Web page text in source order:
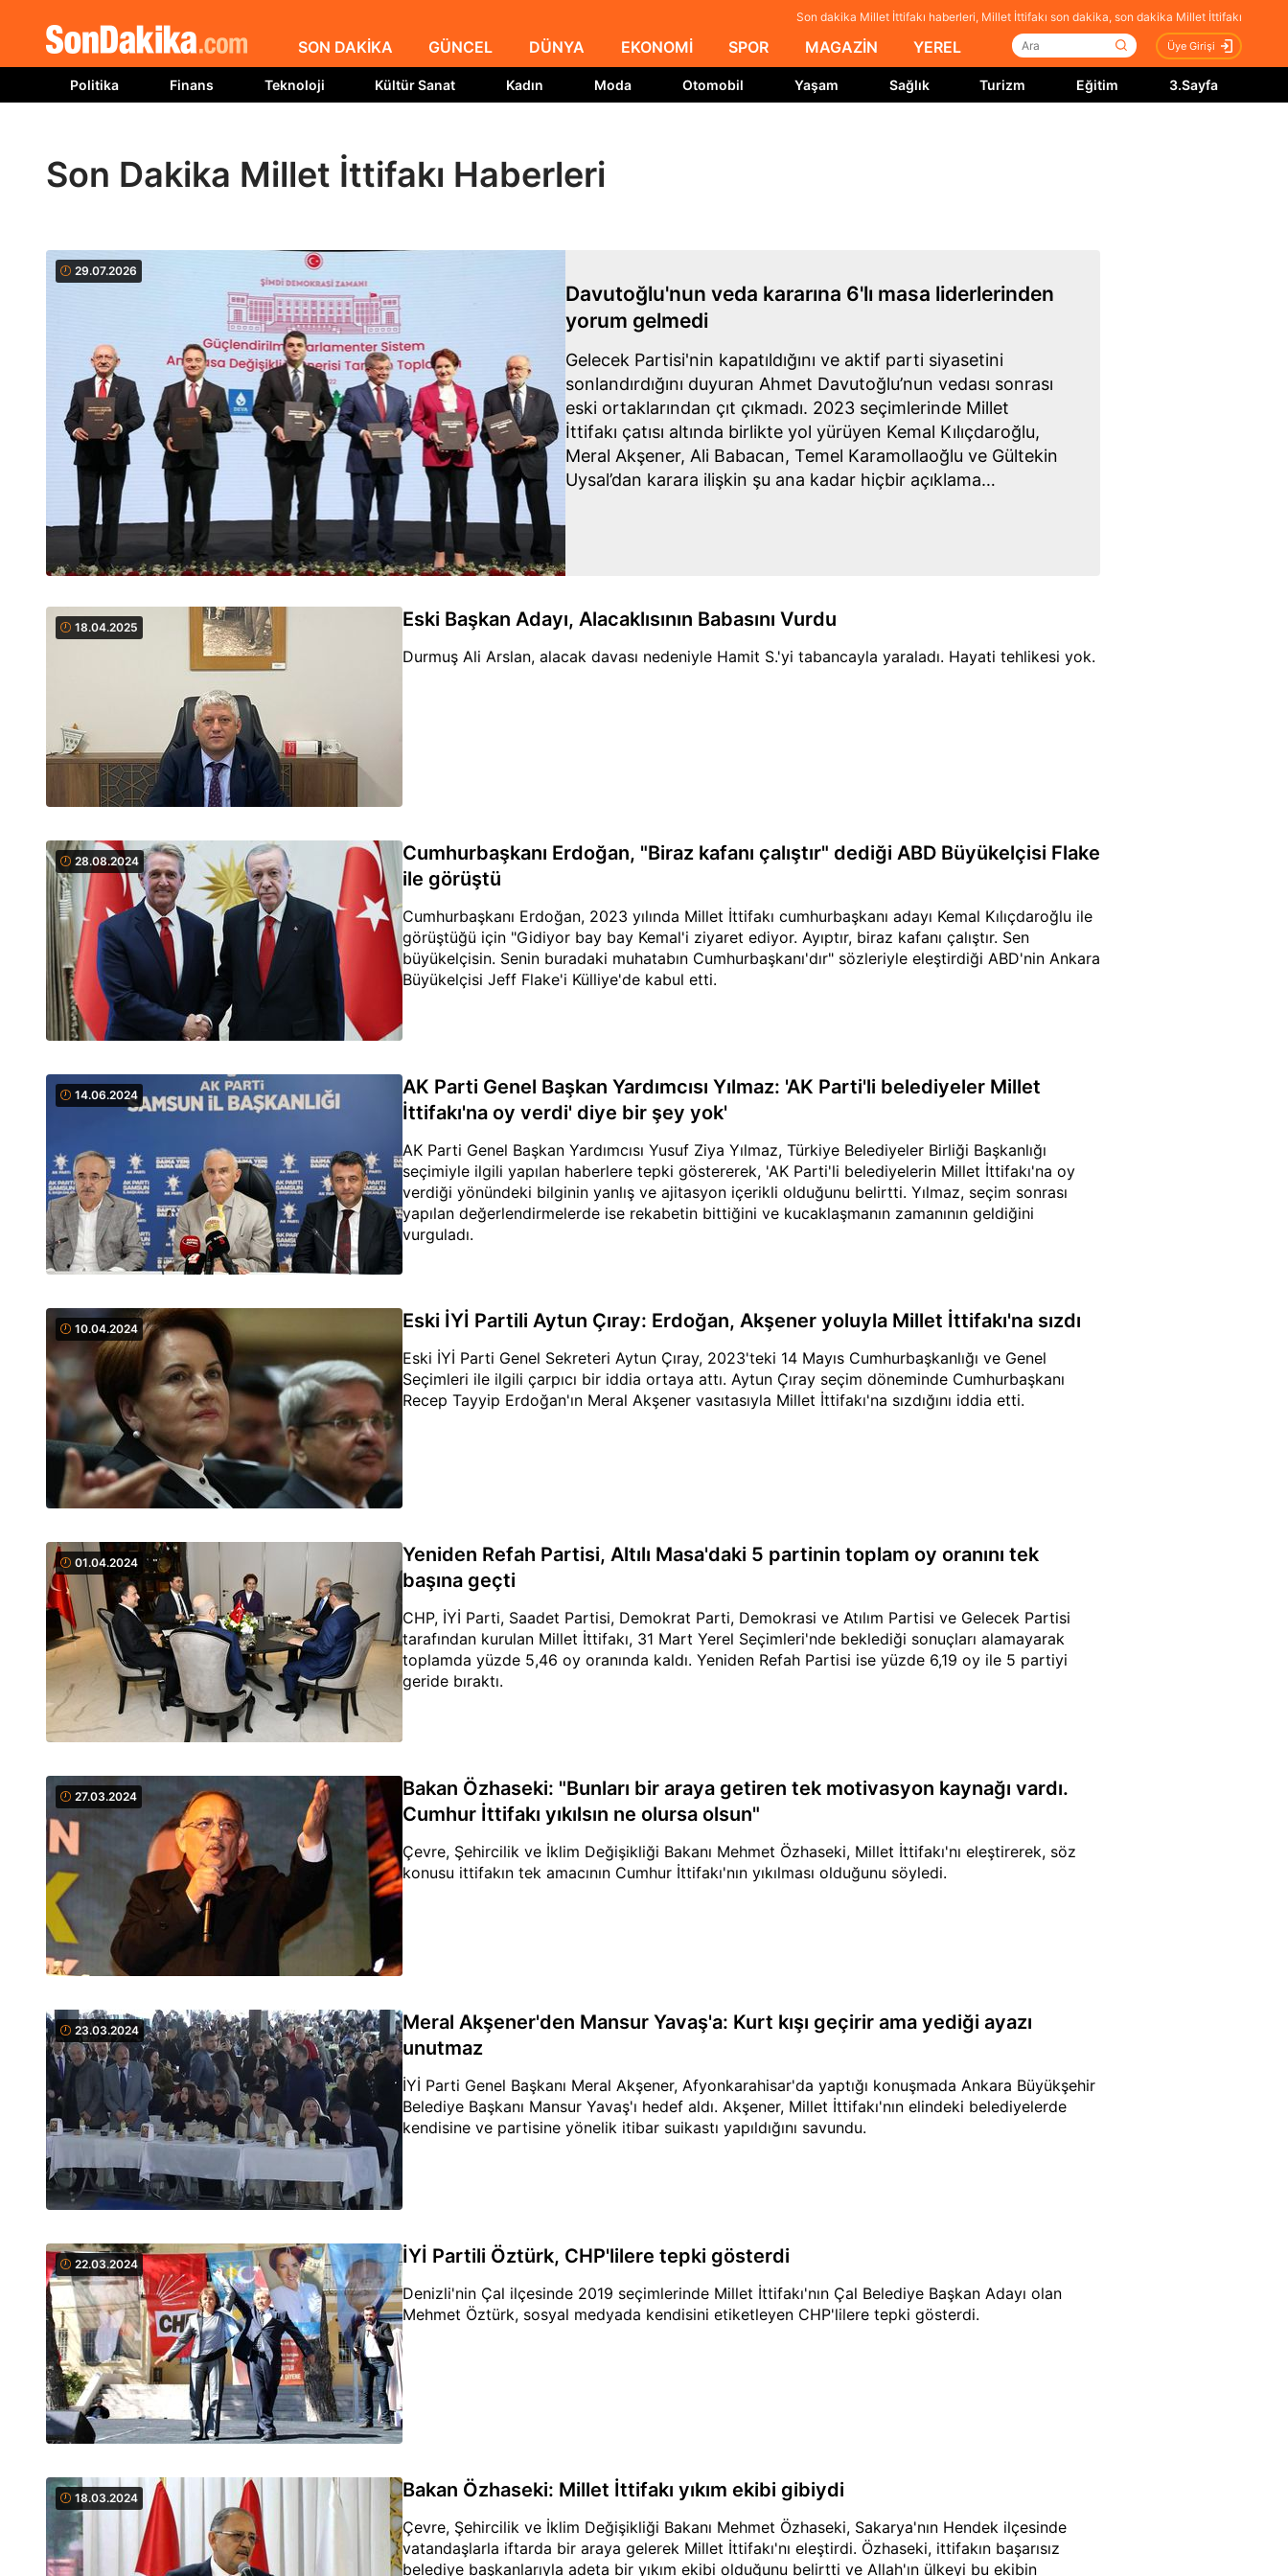
Son dakika Millet İttifakı haberleri, Millet İttifakı son dakika, son dakika Millet İttifakı
SON DAKİKA GÜNCEL DÜNYA EKONOMİ SPOR MAGAZİN YEREL Üye Girişi
Politika Finans Teknoloji Kültür Sanat Kadın Moda Otomobil Yaşam Sağlık Turizm Eğitim 3.Sayfa
Son Dakika Millet İttifakı Haberleri
29.07.2026
Davutoğlu'nun veda kararına 6'lı masa liderlerinden
yorum gelmedi
Gelecek Partisi'nin kapatıldığını ve aktif parti siyasetini
sonlandırdığını duyuran Ahmet Davutoğlu’nun vedası sonrası
eski ortaklarından çıt çıkmadı. 2023 seçimlerinde Millet
İttifakı çatısı altında birlikte yol yürüyen Kemal Kılıçdaroğlu,
Meral Akşener, Ali Babacan, Temel Karamollaoğlu ve Gültekin
Uysal’dan karara ilişkin şu ana kadar hiçbir açıklama
18.04.2025 Eski Başkan Adayı, Alacaklısının Babasını Vurdu
Durmuş Ali Arslan, alacak davası nedeniyle Hamit S.'yi tabancayla yaraladı. Hayati tehlikesi yok.
28.08.2024
Cumhurbaşkanı Erdoğan, "Biraz kafanı çalıştır" dediği ABD Büyükelçisi Flake
ile görüştü
Cumhurbaşkanı Erdoğan, 2023 yılında Millet İttifakı cumhurbaşkanı adayı Kemal Kılıçdaroğlu ile
görüştüğü için "Gidiyor bay bay Kemal'i ziyaret ediyor. Ayıptır, biraz kafanı çalıştır. Sen
büyükelçisin. Senin buradaki muhatabın Cumhurbaşkanı'dır" sözleriyle eleştirdiği ABD'nin Ankara
Büyükelçisi Jeff Flake'i Külliye'de kabul etti.
14.06.2024
AK Parti Genel Başkan Yardımcısı Yılmaz: 'AK Parti'li belediyeler Millet
İttifakı'na oy verdi' diye bir şey yok'
AK Parti Genel Başkan Yardımcısı Yusuf Ziya Yılmaz, Türkiye Belediyeler Birliği Başkanlığı
seçimiyle ilgili yapılan haberlere tepki göstererek, 'AK Parti'li belediyelerin Millet İttifakı'na oy
verdiği yönündeki bilginin yanlış ve ajitasyon içerikli olduğunu belirtti. Yılmaz, seçim sonrası
yapılan değerlendirmelerde ise rekabetin bittiğini ve kucaklaşmanın zamanının geldiğini
vurguladı.
10.04.2024 Eski İYİ Partili Aytun Çıray: Erdoğan, Akşener yoluyla Millet İttifakı'na sızdı
Eski İYİ Parti Genel Sekreteri Aytun Çıray, 2023'teki 14 Mayıs Cumhurbaşkanlığı ve Genel
Seçimleri ile ilgili çarpıcı bir iddia ortaya attı. Aytun Çıray seçim döneminde Cumhurbaşkanı
Recep Tayyip Erdoğan'ın Meral Akşener vasıtasıyla Millet İttifakı'na sızdığını iddia etti.
01.04.2024
Yeniden Refah Partisi, Altılı Masa'daki 5 partinin toplam oy oranını tek
başına geçti
CHP, İYİ Parti, Saadet Partisi, Demokrat Parti, Demokrasi ve Atılım Partisi ve Gelecek Partisi
tarafından kurulan Millet İttifakı, 31 Mart Yerel Seçimleri'nde beklediği sonuçları alamayarak
toplamda yüzde 5,46 oy oranında kaldı. Yeniden Refah Partisi ise yüzde 6,19 oy ile 5 partiyi
geride bıraktı.
27.03.2024
Bakan Özhaseki: "Bunları bir araya getiren tek motivasyon kaynağı vardı.
Cumhur İttifakı yıkılsın ne olursa olsun"
Çevre, Şehircilik ve İklim Değişikliği Bakanı Mehmet Özhaseki, Millet İttifakı'nı eleştirerek, söz
konusu ittifakın tek amacının Cumhur İttifakı'nın yıkılması olduğunu söyledi.
23.03.2024
Meral Akşener'den Mansur Yavaş'a: Kurt kışı geçirir ama yediği ayazı
unutmaz
İYİ Parti Genel Başkanı Meral Akşener, Afyonkarahisar'da yaptığı konuşmada Ankara Büyükşehir
Belediye Başkanı Mansur Yavaş'ı hedef aldı. Akşener, Millet İttifakı'nın elindeki belediyelerde
kendisine ve partisine yönelik itibar suikastı yapıldığını savundu.
22.03.2024 İYİ Partili Öztürk, CHP'lilere tepki gösterdi
Denizli'nin Çal ilçesinde 2019 seçimlerinde Millet İttifakı'nın Çal Belediye Başkan Adayı olan
Mehmet Öztürk, sosyal medyada kendisini etiketleyen CHP'lilere tepki gösterdi.
18.03.2024 Bakan Özhaseki: Millet İttifakı yıkım ekibi gibiydi
Çevre, Şehircilik ve İklim Değişikliği Bakanı Mehmet Özhaseki, Sakarya'nın Hendek ilçesinde
vatandaşlarla iftarda bir araya gelerek Millet İttifakı'nı eleştirdi. Özhaseki, ittifakın başarısız
belediye başkanlarıyla adeta bir yıkım ekibi olduğunu belirtti ve Allah'ın ülkeyi bu ekibin